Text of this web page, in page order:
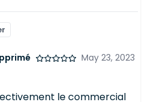
May 23, 2023
le commercial